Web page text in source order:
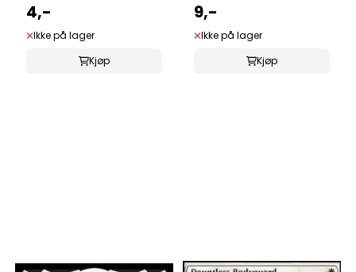
4,-
Ikke på lager
Kjøp
9,-
Ikke på lager
Kjøp